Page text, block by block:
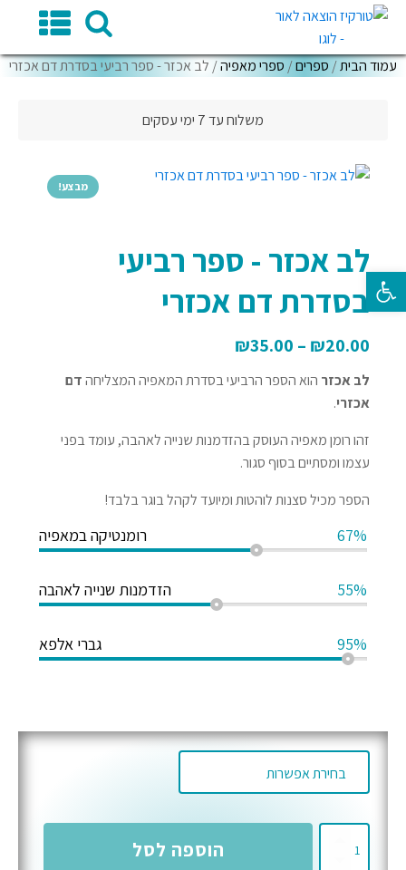
עמוד הבית/ ספרים/ ספרי מאפיה/ לב אכזר - ספר רביעי בסדרת דם אכזרי
משלוח עד 7 ימי עסקים
מבצע!
לב אכזר - ספר רביעי
בסדרת דם אכזרי
₪20.00
–
₪35.00
לב אכזר הוא הספר הרביעי בסדרת המאפיה המצליחהדם
אכזרי.
זהו רומן מאפיה העוסק בהזדמנות שנייה לאהבה, עומד בפני
עצמו ומסתיים בסוף סגור.
הספר מכיל סצנות לוהטות ומיועד לקהל בוגר בלבד!
רומנטיקה במאפיה 67%
הזדמנות שנייה לאהבה 55%
גברי אלפא 95%
הוספה לסל
פתח סרגל נגישות